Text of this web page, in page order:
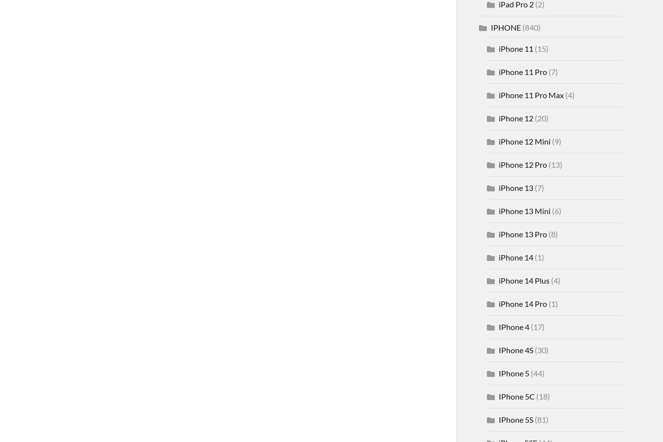
iPad Pro 2(2)
IPHONE(840)
iPhone 11 (15)
iPhone 11 Pro(7)
iPhone 11 Pro Max(4)
iPhone 12(20)
iPhone 12 Mini (9)
iPhone 12 Pro(13)
iPhone 13(7)
iPhone 13 Mini (6)
iPhone 13 Pro(8)
iPhone 14(1)
iPhone 14 Plus(4)
iPhone 14 Pro(1)
IPhone 4(17)
IPhone 4S(30)
IPhone 5(44)
IPhone 5C (18)
IPhone 5S(81)